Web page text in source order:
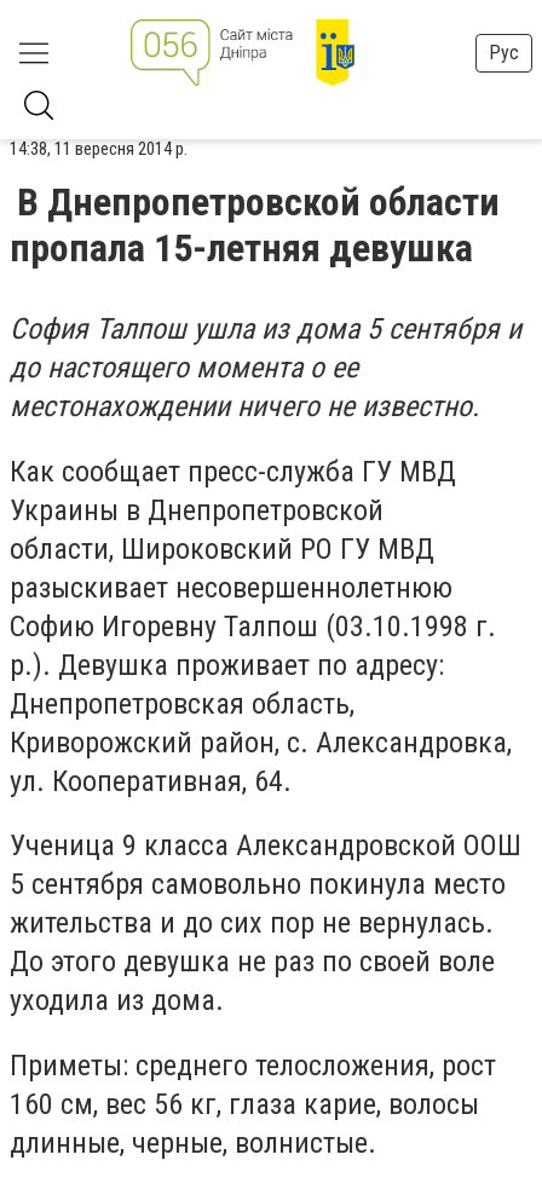
Рус
14:38, 11 вересня 2014 р.
В Днепропетровской области
пропала 15-летняя девушка
София Талпош ушла из дома 5 сентября и
до настоящего момента о ее
местонахождении ничего не известно.
Как сообщает пресс-служба ГУ МВД
Украины в Днепропетровской
области, Широковский РО ГУ МВД
разыскивает несовершеннолетнюю
Софию Игоревну Талпош (03.10.1998 г.
р.). Девушка проживает по адресу:
Днепропетровская область,
Криворожский район, с. Александровка,
ул. Кооперативная, 64.
Ученица 9 класса Александровской ООШ
5 сентября самовольно покинула место
жительства и до сих пор не вернулась.
До этого девушка не раз по своей воле
уходила из дома.
Приметы: среднего телосложения, рост
160 см, вес 56 кг, глаза карие, волосы
длинные, черные, волнистые.